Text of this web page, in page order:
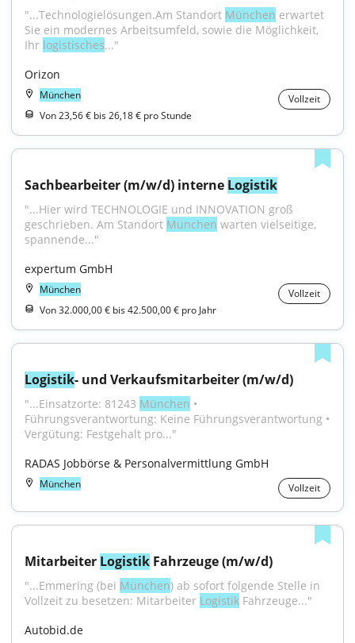
"...Technologielösungen.Am Standort München erwartet
Sie ein modernes Arbeitsumfeld, sowie die Möglichkeit,
Ihr logistisches..."
Orizon
München
Vollzeit
Von 23,56 € bis 26,18 € pro Stunde
Sachbearbeiter (m/w/d) interne Logistik
"...Hier wird TECHNOLOGIE und INNOVATION groß
geschrieben. Am Standort München warten vielseitige,
spannende..."
expertum GmbH
München
Vollzeit
Von 32.000,00 € bis 42.500,00 € pro Jahr
Logistik- und Verkaufsmitarbeiter (m/w/d)
"...Einsatzorte: 81243 München •
Führungsverantwortung: Keine Führungsverantwortung •
Vergütung: Festgehalt pro..."
RADAS Jobbörse & Personalvermittlung GmbH
München Vollzeit
Mitarbeiter Logistik Fahrzeuge (m/w/d)
"...Emmering (bei München) ab sofort folgende Stelle in
Vollzeit zu besetzen: Mitarbeiter Logistik Fahrzeuge..."
Autobid.de